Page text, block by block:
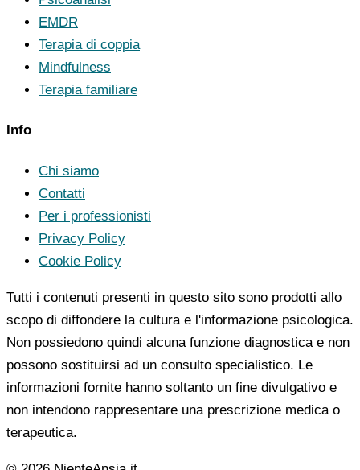
EMDR
Terapia di coppia
Mindfulness
Terapia familiare
Info
Chi siamo
Contatti
Per i professionisti
Privacy Policy
Cookie Policy
Tutti i contenuti presenti in questo sito sono prodotti allo
scopo di diffondere la cultura e l'informazione psicologica.
Non possiedono quindi alcuna funzione diagnostica e non
possono sostituirsi ad un consulto specialistico. Le
informazioni fornite hanno soltanto un fine divulgativo e
non intendono rappresentare una prescrizione medica o
terapeutica.